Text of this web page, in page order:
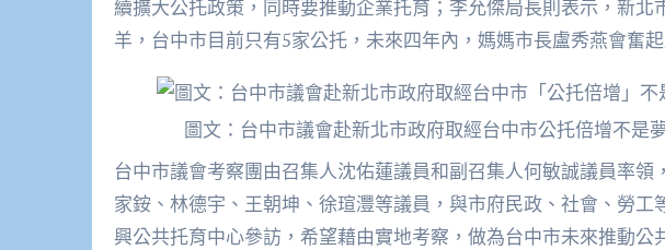
續擴大公托政策，同時要推動企業托育；李允傑局長則表示，新北
羊，台中市目前只有5家公托，未來四年內，媽媽市長盧秀燕會奮
圖文：台中市議會赴新北市政府取經台中市公托倍增不是
台中市議會考察團由召集人沈佑蓮議員和副召集人何敏誠議員率領
家銨、林德宇、王朝坤、徐瑄灃等議員，與市府民政、社會、勞
興公共托育中心參訪，希望藉由實地考察，做為台中市未來推動公